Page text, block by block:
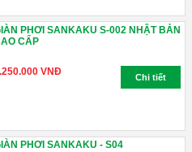
PHƠI SANKAKU S-002 NHẬT BẢN
CẤP
VNĐ Chi tiết
PHƠI SANKAKU - S04